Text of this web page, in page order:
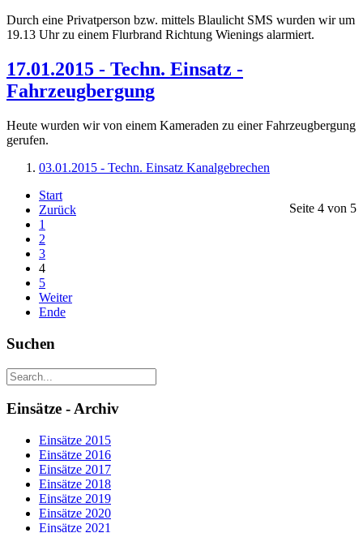
Durch eine Privatperson bzw. mittels Blaulicht SMS wurden wir um
19.13 Uhr zu einem Flurbrand Richtung Wienings alarmiert.
17.01.2015 - Techn. Einsatz -
Fahrzeugbergung
Heute wurden wir von einem Kameraden zu einer Fahrzeugbergung
gerufen.
03.01.2015 - Techn. Einsatz Kanalgebrechen
Seite 4 von 5
Start
Zurück
1
2
3
4
5
Weiter
Ende
Suchen
Einsätze - Archiv
Einsätze 2015
Einsätze 2016
Einsätze 2017
Einsätze 2018
Einsätze 2019
Einsätze 2020
Einsätze 2021